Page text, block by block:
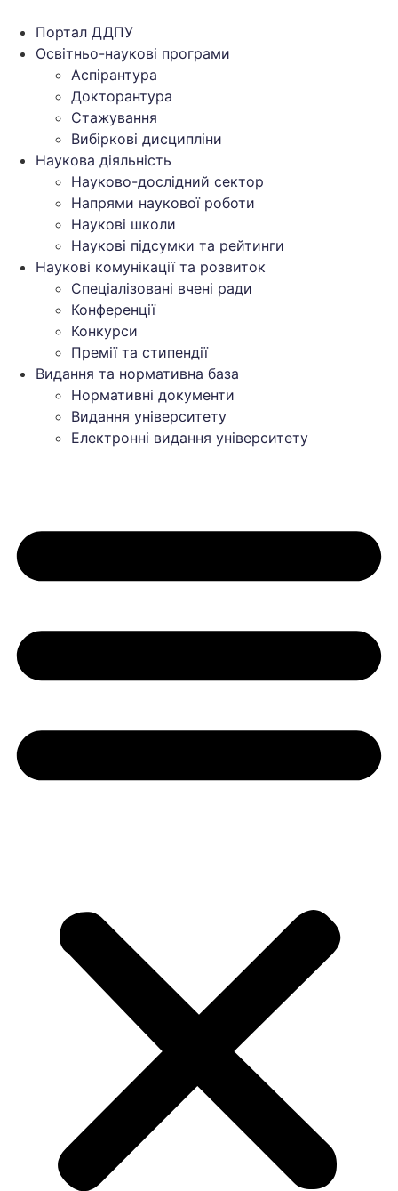
вмісту
Портал ДДПУ
Освітньо-наукові програми
Аспірантура
Докторантура
Стажування
Вибіркові дисципліни
Наукова діяльність
Науково-дослідний сектор
Напрями наукової роботи
Наукові школи
Наукові підсумки та рейтинги
Наукові комунікації та розвиток
Спеціалізовані вчені ради
Конференції
Конкурси
Премії та стипендії
Видання та нормативна база
Нормативні документи
Видання університету
Електронні видання університету